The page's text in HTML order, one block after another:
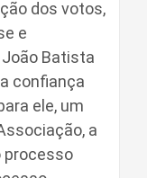
dos votos,
e
Batista
confiança
ele, um
a
processo